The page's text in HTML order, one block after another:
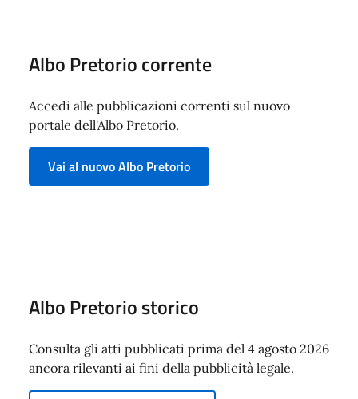
Albo Pretorio corrente
Accedi alle pubblicazioni correnti sul nuovo
portale dell'Albo Pretorio.
Vai al nuovo Albo Pretorio
Albo Pretorio storico
Consulta gli atti pubblicati prima del 4 agosto 2026
ancora rilevanti ai fini della pubblicità legale.